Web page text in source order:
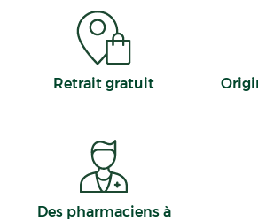
Retrait gratuit
Des pharmaciens à